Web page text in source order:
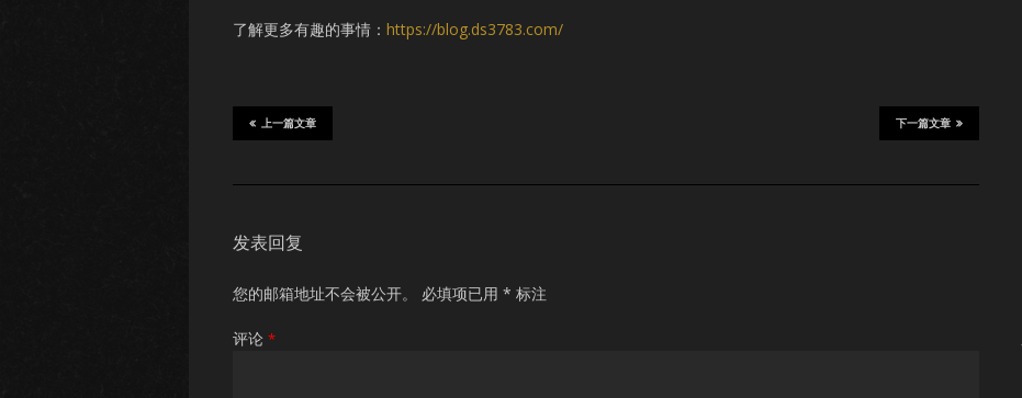
了解更多有趣的事情： https://blog.ds3783.com/
下一篇文章
上一篇文章
发表回复
您的邮箱地址不会被公开。 必填项已用 * 标注
评论 *